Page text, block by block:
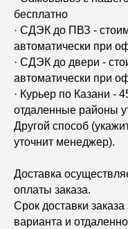
бесплатно
· СДЭК до ПВЗ -
автоматически при
· СДЭК до двери -
автоматически при
· Курьер по Казани -
отдаленные районы
Другой способ
уточнит менеджер).
Доставка
оплаты заказа.
Срок доставки
варианта и